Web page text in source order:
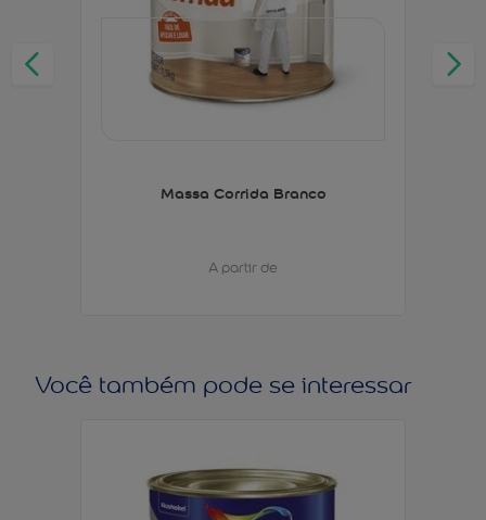
Massa Corrida Branco
A partir de
Você também pode se interessar